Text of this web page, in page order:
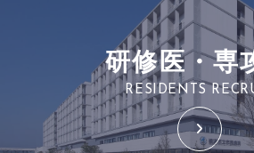
研修医・専
RESIDENTS